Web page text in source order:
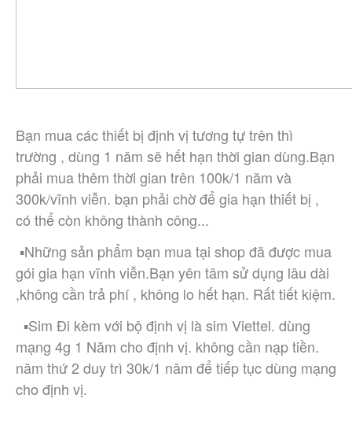
Bạn mua các thiết bị định vị tương tự trên thì
trường , dùng 1 năm sẽ hết hạn thời gian dùng.Bạn
phải mua thêm thời gian trên 100k/1 năm và
300k/vĩnh viễn. bạn phải chờ để gia hạn thiết bị ,
có thể còn không thành công...
gói gia hạn vĩnh viễn.Bạn yên tâm sử dụng lâu dài
,không cần trả phí , không lo hết hạn. Rất tiết kiệm.
mạng 4g 1 Năm cho định vị. không cần nạp tiền.
năm thứ 2 duy trì 30k/1 năm để tiếp tục dùng mạng
cho định vị.